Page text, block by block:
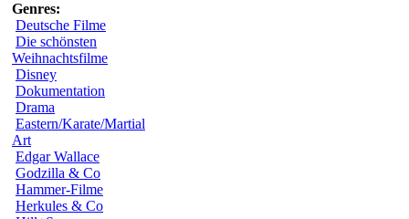
Genres:
Deutsche Filme
Die schönsten
Weihnachtsfilme
Disney
Dokumentation
Drama
Eastern/Karate/Martial
Art
Edgar Wallace
Godzilla & Co
Hammer-Filme
Herkules & Co